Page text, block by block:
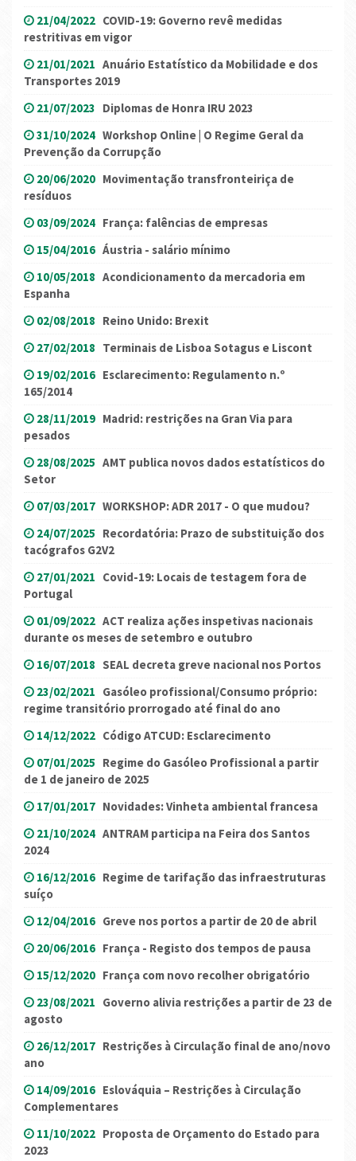
21/04/2022 COVID-19: Governo revê medidas
restritivas em vigor
21/01/2021 Anuário Estatístico da Mobilidade e dos
Transportes 2019
21/07/2023 Diplomas de Honra IRU 2023
31/10/2024 Workshop Online | O Regime Geral da
Prevenção da Corrupção
20/06/2020 Movimentação transfronteiriça de
resíduos
03/09/2024 França: falências de empresas
15/04/2016 Áustria - salário mínimo
10/05/2018 Acondicionamento da mercadoria em
Espanha
02/08/2018 Reino Unido: Brexit
27/02/2018 Terminais de Lisboa Sotagus e Liscont
19/02/2016 Esclarecimento: Regulamento n.º
165/2014
28/11/2019 Madrid: restrições na Gran Via para
pesados
28/08/2025 AMT publica novos dados estatísticos do
Setor
07/03/2017 WORKSHOP: ADR 2017 - O que mudou?
24/07/2025 Recordatória: Prazo de substituição dos
tacógrafos G2V2
27/01/2021 Covid-19: Locais de testagem fora de
Portugal
01/09/2022 ACT realiza ações inspetivas nacionais
durante os meses de setembro e outubro
16/07/2018 SEAL decreta greve nacional nos Portos
23/02/2021 Gasóleo profissional/Consumo próprio:
regime transitório prorrogado até final do ano
14/12/2022 Código ATCUD: Esclarecimento
07/01/2025 Regime do Gasóleo Profissional a partir
de 1 de janeiro de 2025
17/01/2017 Novidades: Vinheta ambiental francesa
21/10/2024 ANTRAM participa na Feira dos Santos
2024
16/12/2016 Regime de tarifação das infraestruturas
suíço
12/04/2016 Greve nos portos a partir de 20 de abril
20/06/2016 França - Registo dos tempos de pausa
15/12/2020 França com novo recolher obrigatório
23/08/2021 Governo alivia restrições a partir de 23 de
agosto
26/12/2017 Restrições à Circulação final de ano/novo
ano
14/09/2016 Eslováquia – Restrições à Circulação
Complementares
11/10/2022 Proposta de Orçamento do Estado para
2023